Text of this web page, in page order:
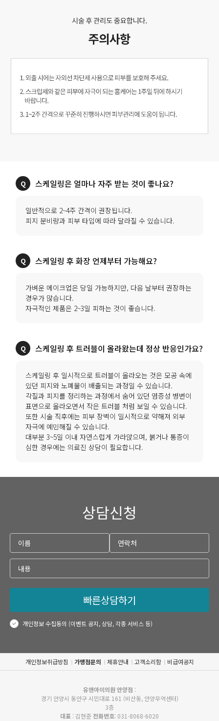
스케일링은 얼마나 자주 받는 것이 좋나요?
일반적으로 2~4주 간격이 권장됩니다.
피지 분비량과 피부 타입에 따라 달라질 수 있습니다.
스케일링 후 화장 언제부터 가능해요?
가벼운 메이크업은 당일 가능하지만, 다음 날부터 권장하는
경우가 많습니다.
자극적인 제품은 2~3일 피하는 것이 좋습니다.
스케일링 후 트러블이 올라왔는데 정상 반응인가요?
스케일링 후 일시적으로 트러블이 올라오는 것은 모공 속에
있던 피지와 노폐물이 배출되는 과정일 수 있습니다.
각질과 피지를 정리하는 과정에서 숨어 있던 염증성 병변이
표면으로 올라오면서 작은 트러블 처럼 보일 수 있습니다.
또한 시술 직후에는 피부 장벽이 일시적으로 약해져 외부
자극에 예민해질 수 있습니다.
대부분 3~5일 이내 자연스럽게 가라앉으며, 붉거나 통증이
심한 경우에는 의료진 상담이 필요합니다.
상담신청
빠른상담하기
개인정보 수집동의 (이벤트 공지, 상담, 각종 서비스 등)
개인정보취급방침 가맹점문의 제휴안내 고객소리함 비급여공지
유앤아이의원 안양점 :
경기 안양시 동안구 시민대로 161 (비산동, 안양무역센터)
3층
대표 : 김현준 전화번호: 031-8068-6020